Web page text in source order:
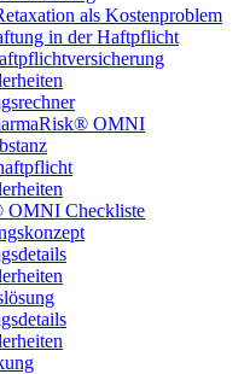
als Kostenproblem
in der Haftpflicht
OMNI
OMNI Checkliste